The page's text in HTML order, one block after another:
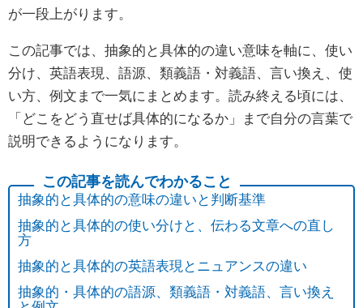
が一段上がります。
この記事では、抽象的と具体的の違い意味を軸に、使い
分け、英語表現、語源、類義語・対義語、言い換え、使
い方、例文まで一気にまとめます。読み終える頃には、
「どこをどう直せば具体的になるか」まで自分の言葉で
説明できるようになります。
抽象的と具体的の意味の違いと判断基準
抽象的と具体的の使い分けと、伝わる文章への直し
方
抽象的と具体的の英語表現とニュアンスの違い
抽象的・具体的の語源、類義語・対義語、言い換え